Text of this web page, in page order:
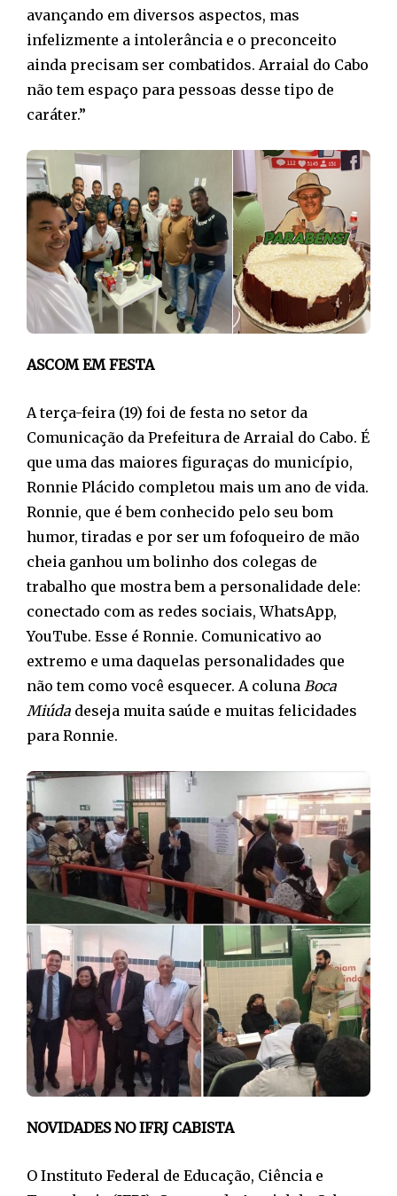
avançando em diversos aspectos, mas
infelizmente a intolerância e o preconceito
ainda precisam ser combatidos. Arraial do Cabo
não tem espaço para pessoas desse tipo de
caráter.”
ASCOM EM FESTA
A terça-feira (19) foi de festa no setor da
Comunicação da Prefeitura de Arraial do Cabo. É
que uma das maiores figuraças do município,
Ronnie Plácido completou mais um ano de vida.
Ronnie, que é bem conhecido pelo seu bom
humor, tiradas e por ser um fofoqueiro de mão
cheia ganhou um bolinho dos colegas de
trabalho que mostra bem a personalidade dele:
conectado com as redes sociais, WhatsApp,
YouTube. Esse é Ronnie. Comunicativo ao
extremo e uma daquelas personalidades que
não tem como você esquecer. A coluna Boca
Miúda deseja muita saúde e muitas felicidades
para Ronnie.
NOVIDADES NO IFRJ CABISTA
O Instituto Federal de Educação, Ciência e